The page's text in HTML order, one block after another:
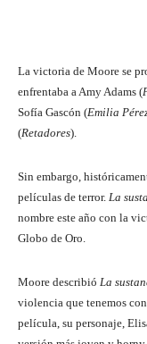
La victoria de Moore se
enfrentaba a Amy Adams (
Sofía Gascón (Emilia
(Retadores).
Sin embargo,
películas de terror. La
nombre este año con la
Globo de Oro.
Moore describió La
violencia que tenemos
película, su personaje,